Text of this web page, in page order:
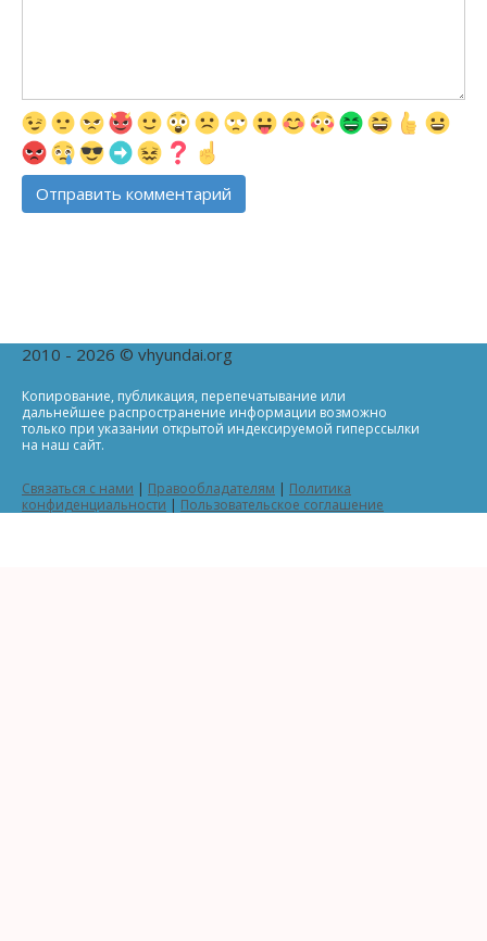
2010 - 2026 © vhyundai.org
Копирование, публикация, перепечатывание или
дальнейшее распространение информации возможно
только при указании открытой индексируемой гиперссылки
на наш сайт.
Связаться с нами | Правообладателям | Политика
конфиденциальности | Пользовательское соглашение